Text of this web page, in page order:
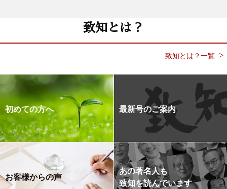
致知とは？
致知とは？一覧
初めての方へ 最新号のご案内
お客様からの声
あの著名人も
致知を読んでいます